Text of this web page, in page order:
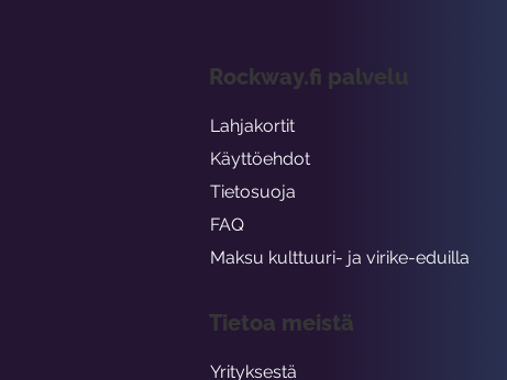
Rockway.fi palvelu
Lahjakortit
Käyttöehdot
Tietosuoja
FAQ
Maksu kulttuuri- ja virike-eduilla
Tietoa meistä
Yrityksestä